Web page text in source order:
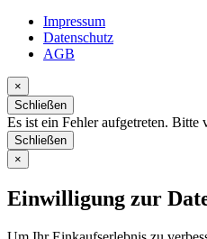
Impressum
Datenschutz
AGB
×
Schließen
Es ist ein Fehler aufgetreten. Bitte
Schließen
×
Einwilligung zur